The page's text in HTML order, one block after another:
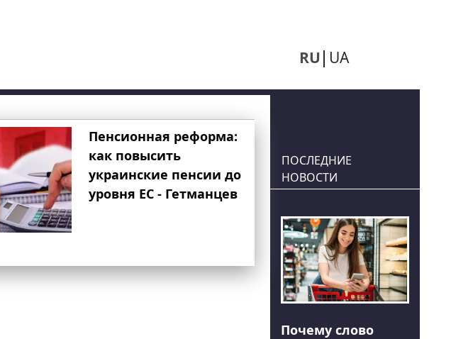
RU UA
Пенсионная реформа:
как повысить
украинские пенсии до
уровня ЕС - Гетманцев
ПОСЛЕДНИЕ
НОВОСТИ
Почему слово